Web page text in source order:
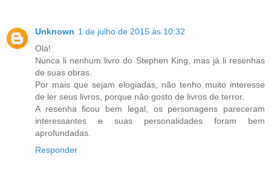
Unknown 1 de julho de 2015 às 10:32
Olá!
Nunca li nenhum livro do Stephen King, mas já li resenhas
de suas obras.
Por mais que sejam elogiadas, não tenho muito interesse
de ler seus livros, porque não gosto de livros de terror.
A resenha ficou bem legal, os personagens pareceram
interessantes e suas personalidades foram bem
aprofundadas.
Responder